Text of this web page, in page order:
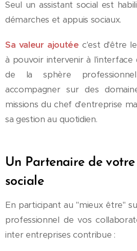
Seul un assistant social est
démarches et appuis sociaux.
Sa valeur ajoutéec'est d'être
à pouvoir intervenir à l'interface
de la sphère
accompagner sur des
missions du chef d'entreprise
sa gestion au quotidien.
Un Partenaire de
sociale
En participant au "mieux être"
professionnel de vos
inter entreprises contribue :